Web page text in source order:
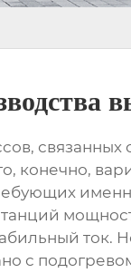
связанных
конечно,
ток.
с